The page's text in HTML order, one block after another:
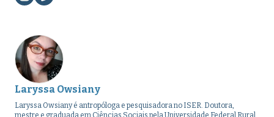
Laryssa Owsiany
Laryssa Owsiany é antropóloga e pesquisadora no ISER. Doutora,
mestre e graduada em Ciências Sociais pela Universidade Federal Rural